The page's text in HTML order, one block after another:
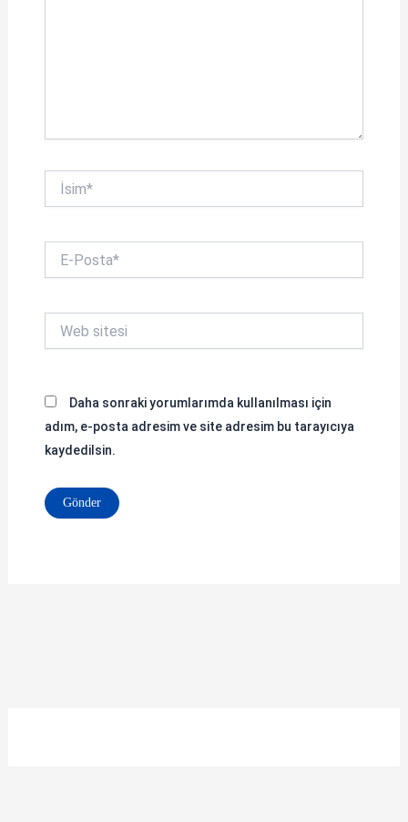
İsim*
Posta*
sitesi
Daha sonraki yorumlarımda kullanılması için
adım, e-posta adresim ve site adresim bu tarayıcıya
kaydedilsin.